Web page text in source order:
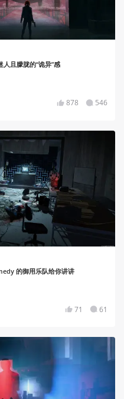
且朦胧的“诡异”感
878 546
的御用乐队给你讲讲
71 61